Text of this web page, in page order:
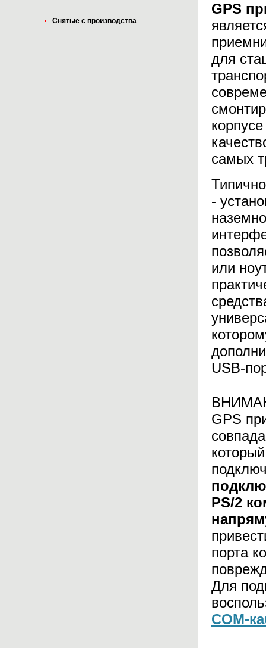
Снятые с производства
GPS
для
самых
-
или
USB-
GPS
PS/2
порта
Для
COM-